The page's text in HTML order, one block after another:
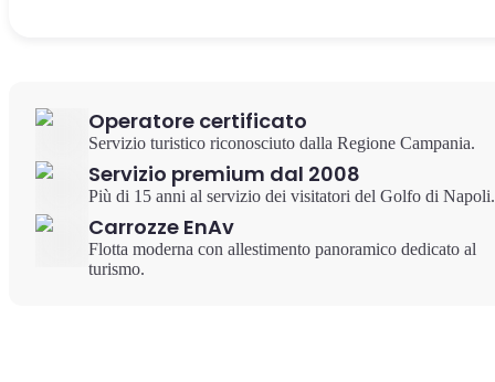
Operatore certificato
Servizio turistico riconosciuto dalla Regione Campania.
Servizio premium dal 2008
Più di 15 anni al servizio dei visitatori del Golfo di Napoli.
Carrozze EnAv
Flotta moderna con allestimento panoramico dedicato al
turismo.